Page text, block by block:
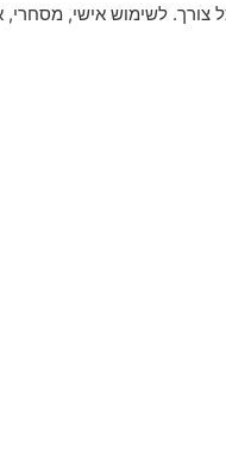
צורך. לשימוש אישי,